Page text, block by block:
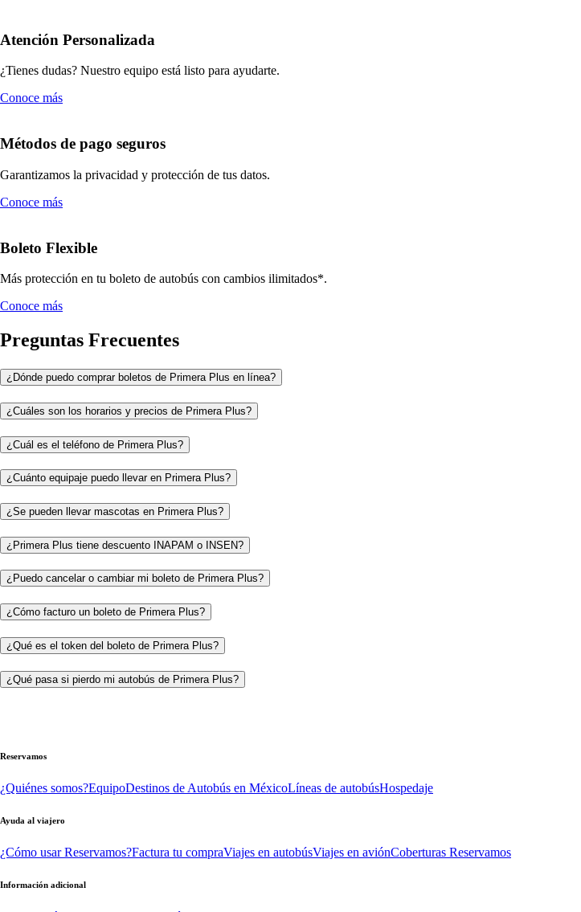
Atención Personalizada
¿Tienes dudas? Nuestro equipo está listo para ayudarte.
Conoce más
Métodos de pago seguros
Garantizamos la privacidad y protección de tus datos.
Conoce más
Boleto Flexible
Más protección en tu boleto de autobús con cambios ilimitados*.
Conoce más
Preguntas Frecuentes
¿Dónde puedo comprar boletos de Primera Plus en línea?
¿Cuáles son los horarios y precios de Primera Plus?
¿Cuál es el teléfono de Primera Plus?
¿Cuánto equipaje puedo llevar en Primera Plus?
¿Se pueden llevar mascotas en Primera Plus?
¿Primera Plus tiene descuento INAPAM o INSEN?
¿Puedo cancelar o cambiar mi boleto de Primera Plus?
¿Cómo facturo un boleto de Primera Plus?
¿Qué es el token del boleto de Primera Plus?
¿Qué pasa si pierdo mi autobús de Primera Plus?
Reservamos
¿Quiénes somos?EquipoDestinos de Autobús en MéxicoLíneas de autobúsHospedaje
Ayuda al viajero
¿Cómo usar Reservamos?Factura tu compraViajes en autobúsViajes en aviónCoberturas Reservamos
Información adicional